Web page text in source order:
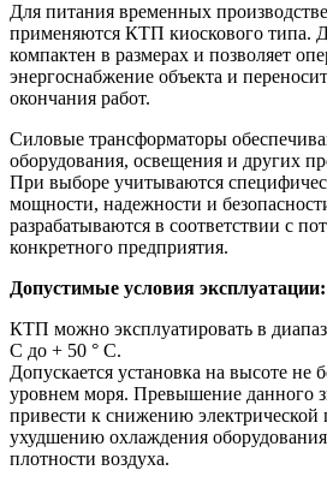
Для питания временных
применяются КТП киоскового
компактен в размерах и позволяет
энергоснабжение объекта и
окончания работ.
Силовые трансформаторы
оборудования, освещения и других
При выборе учитываются
мощности, надежности и
разрабатываются в соответствии с
конкретного предприятия.
Допустимые условия эксплуатации:
КТП можно эксплуатировать в
C до + 50 ° C.
Допускается установка на высоте не
уровнем моря. Превышение данного
привести к снижению электрической
ухудшению охлаждения
плотности воздуха.